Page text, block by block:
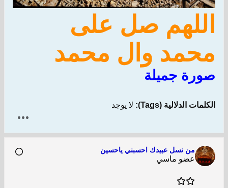
اللهم صل على
محمد وال محمد
صورة جميلة
الكلمات الدلالية (Tags): لا يوجد
من نسل عبيدك احسبني ياحسين
عضو ماسي